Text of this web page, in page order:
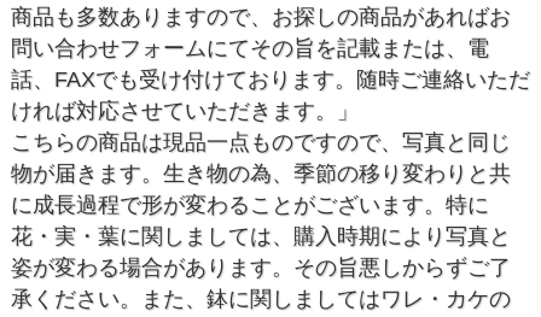
商品も多数ありますので、お探しの商品があればお
問い合わせフォームにてその旨を記載または、電
話、FAXでも受け付けております。随時ご連絡いただ
ければ対応させていただきます。」
こちらの商品は現品一点ものですので、写真と同じ
物が届きます。生き物の為、季節の移り変わりと共
に成長過程で形が変わることがございます。特に
花・実・葉に関しましては、購入時期により写真と
姿が変わる場合があります。その旨悪しからずご了
承ください。また、鉢に関しましてはワレ・カケの